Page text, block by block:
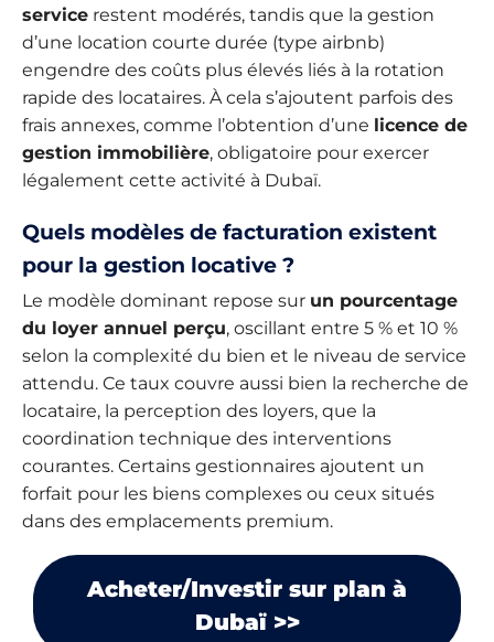
service restent modérés, tandis que la gestion
d’une location courte durée (type airbnb)
engendre des coûts plus élevés liés à la rotation
rapide des locataires. À cela s’ajoutent parfois des
frais annexes, comme l’obtention d’une licence de
gestion immobilière, obligatoire pour exercer
légalement cette activité à Dubaï.
Quels modèles de facturation existent
pour la gestion locative ?
Le modèle dominant repose sur un pourcentage
du loyer annuel perçu, oscillant entre 5 % et 10 %
selon la complexité du bien et le niveau de service
attendu. Ce taux couvre aussi bien la recherche de
locataire, la perception des loyers, que la
coordination technique des interventions
courantes. Certains gestionnaires ajoutent un
forfait pour les biens complexes ou ceux situés
dans des emplacements premium.
Acheter/Investir sur plan à
Dubaï >>